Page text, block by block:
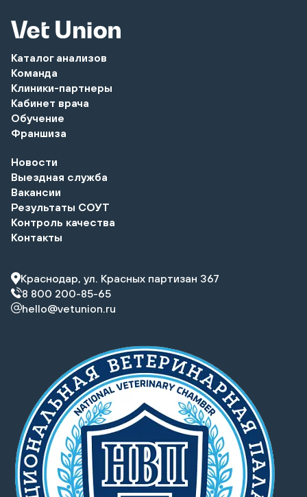
Каталог анализов
Команда
Клиники-партнеры
Кабинет врача
Обучение
Франшиза
Новости
Выездная служба
Вакансии
Результаты СОУТ
Контроль качества
Контакты
Краснодар, ул. Красных партизан 367
8 800 200-85-65
hello@vetunion.ru